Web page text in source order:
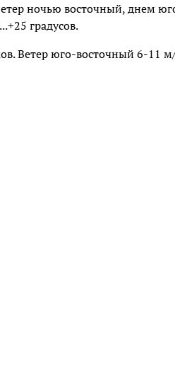
ночью восточный, днем
градусов.
Ветер юго-восточный 6-11